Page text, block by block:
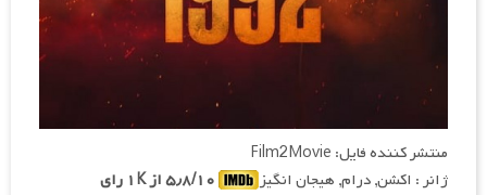
منتشر کننده فایل: Film2Movie
ژانر : اکشن, درام, هیجان انگیز